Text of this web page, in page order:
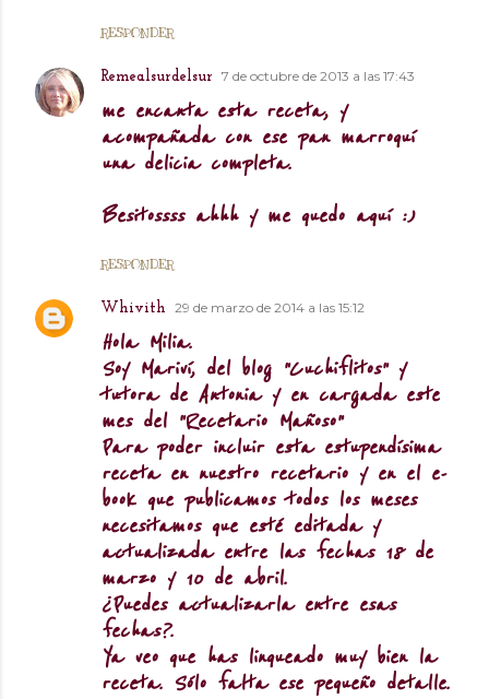
RESPONDER
Remealsurdelsur 7 de octubre de 2013 a las 17:43
me encanta esta receta, y
acompañada con ese pan marroquí
una delicia completa.
Besitossss ahhh y me quedo aquí :)
RESPONDER
Whivith 29 de marzo de 2014 a las 15:12
Hola Milia.
Soy Mariví, del blog "Cuchiflitos" y
tutora de Antonia y en cargada este
mes del "Recetario Mañoso"
Para poder incluir esta estupendísima
receta en nuestro recetario y en el e-
book que publicamos todos los meses
necesitamos que esté editada y
actualizada entre las fechas 18 de
marzo y 10 de abril.
¿Puedes actualizarla entre esas
fechas?.
Ya veo que has linqueado muy bien la
receta. Sólo falta ese pequeño detalle.